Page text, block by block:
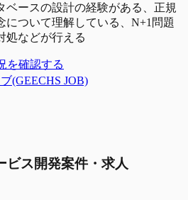
ベースの設計の経験がある、正規
について理解している、N+1問題
処などが行える
を確認する
(GEECHS JOB)
ビス開発案件・求人